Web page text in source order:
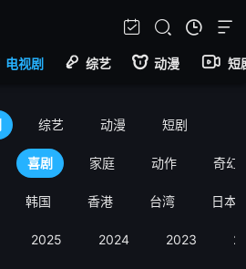
电视剧 综艺 动漫 短
综艺 动漫 短剧
喜剧 家庭 动作 奇幻
韩国 香港 台湾 日本
2025 2024 2023